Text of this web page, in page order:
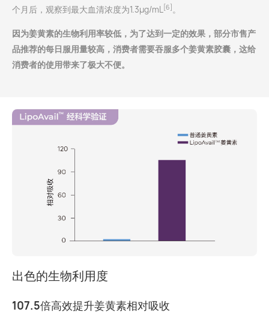
个月后，观察到最大血清浓度为1.3µg/mL [6] 。
因为姜黄素的生物利用率较低，为了达到一定的效果，部分市售产
品推荐的每日服用量较高，消费者需要吞服多个姜黄素胶囊，这给
消费者的使用带来了极大不便。
出色的生物利用度
107.5倍高效提升姜黄素相对吸收